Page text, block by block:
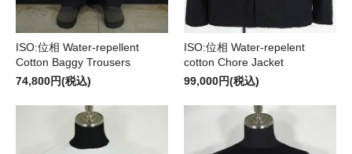
ISO:位相 Water-repellent
Cotton Baggy Trousers
74,800円(税込)
ISO:位相 Water-repelent
cotton Chore Jacket
99,000円(税込)